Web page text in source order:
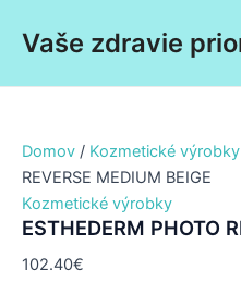
Vaše zdravie
Domov / Kozmetické výrobky
REVERSE MEDIUM BEIGE
Kozmetické výrobky
ESTHEDERM PHOTO
102.40€